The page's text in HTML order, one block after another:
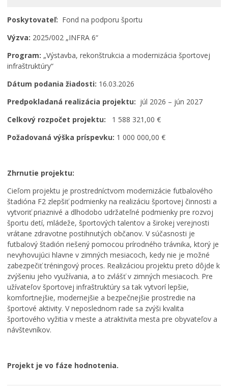
Operačný program ľudské zdroje
Prešovský samosprávny kraj – dotácie
2020
Program Interreg Poľsko – Slovensko 2021 – 2027
Program Slovensko 2021 – 2027
Plán obnovy
Oznamovanie podozrení z podvodov
Poskytovateľ: Fond na podporu športu
Výzva: 2025/002 „INFRA 6“
Program: „Výstavba, rekonštrukcia a modernizácia športovej
infraštruktúry“
Dátum podania žiadosti: 16.03.2026
Predpokladaná realizácia projektu: júl 2026 – jún 2027
Celkový rozpočet projektu:
1 588 321,00 €
Požadovaná výška príspevku: 1 000 000,00 €
Zhrnutie projektu:
Cieľom projektu je prostredníctvom modernizácie futbalového
štadióna F2 zlepšiť podmienky na realizáciu športovej činnosti a
vytvoriť priaznivé a dlhodobo udržateľné podmienky pre rozvoj
športu detí, mládeže, športových talentov a širokej verejnosti
vrátane zdravotne postihnutých občanov. V súčasnosti je
futbalový štadión riešený pomocou prírodného trávnika, ktorý je
nevyhovujúci hlavne v zimných mesiacoch, kedy nie je možné
zabezpečiť tréningový proces. Realizáciou projektu preto dôjde k
zvýšeniu jeho využívania, a to zvlášť v zimných mesiacoch. Pre
užívateľov športovej infraštruktúry sa tak vytvorí lepšie,
komfortnejšie, modernejšie a bezpečnejšie prostredie na
športové aktivity. V neposlednom rade sa zvýši kvalita
športového vyžitia v meste a atraktivita mesta pre obyvateľov a
návštevníkov.
Projekt je vo fáze hodnotenia.